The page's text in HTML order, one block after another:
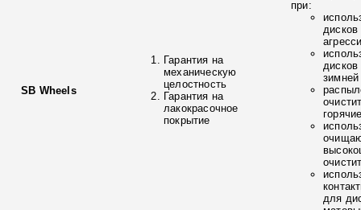
SB Wheels
Гарантия на
механическую
целостность
Гарантия на
лакокрасочное
покрытие
при:
зимней
для